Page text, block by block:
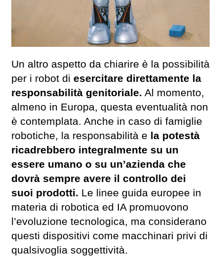
Un altro aspetto da chiarire è la possibilità
per i robot di esercitare direttamente la
responsabilità genitoriale. Al momento,
almeno in Europa, questa eventualità non
è contemplata. Anche in caso di famiglie
robotiche, la responsabilità e la potestà
ricadrebbero integralmente su un
essere umano o su un’azienda che
dovrà sempre avere il controllo dei
suoi prodotti. Le linee guida europee in
materia di robotica ed IA promuovono
l’evoluzione tecnologica, ma considerano
questi dispositivi come macchinari privi di
qualsivoglia soggettività.